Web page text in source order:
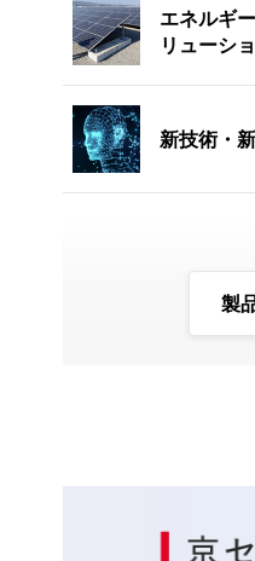
エネルギ
リューシ
新技術・
製